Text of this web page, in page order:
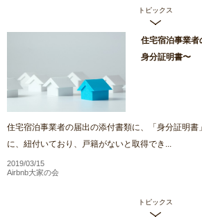
トピックス
住宅宿泊事業者
身分証明書〜
住宅宿泊事業者の届出の添付書類に、「身分証明
に、紐付いており、戸籍がないと取得でき...
2019/03/15
Airbnb大家の会
トピックス